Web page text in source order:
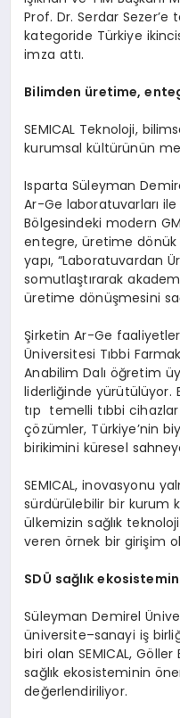
Prof. Dr. Serdar Sezer’e
kategoride Türkiye
imza attı.
Bilimden üretime, e
SEMICAL Teknoloji,
kurumsal kültürünün
Isparta Süleyman
Ar-Ge laboratuvarları
Bölgesindeki modern
entegre, üretime dönük
yapı, “Laboratuvardan
somutlaştırarak
üretime dönüşmesini
Şirketin Ar-Ge
Üniversitesi Tıbbi
Anabilim Dalı öğretim
liderliğinde yürütülüyor.
tıp temelli tıbbi
çözümler, Türkiye’nin
birikimini küresel
SEMICAL, inovasyonu
sürdürülebilir bir kurum
ülkemizin sağlık
veren örnek bir girişim
SDÜ sağlık
Süleyman Demirel
üniversite–sanayi iş
biri olan SEMICAL,
sağlık ekosisteminin
değerlendiriliyor.